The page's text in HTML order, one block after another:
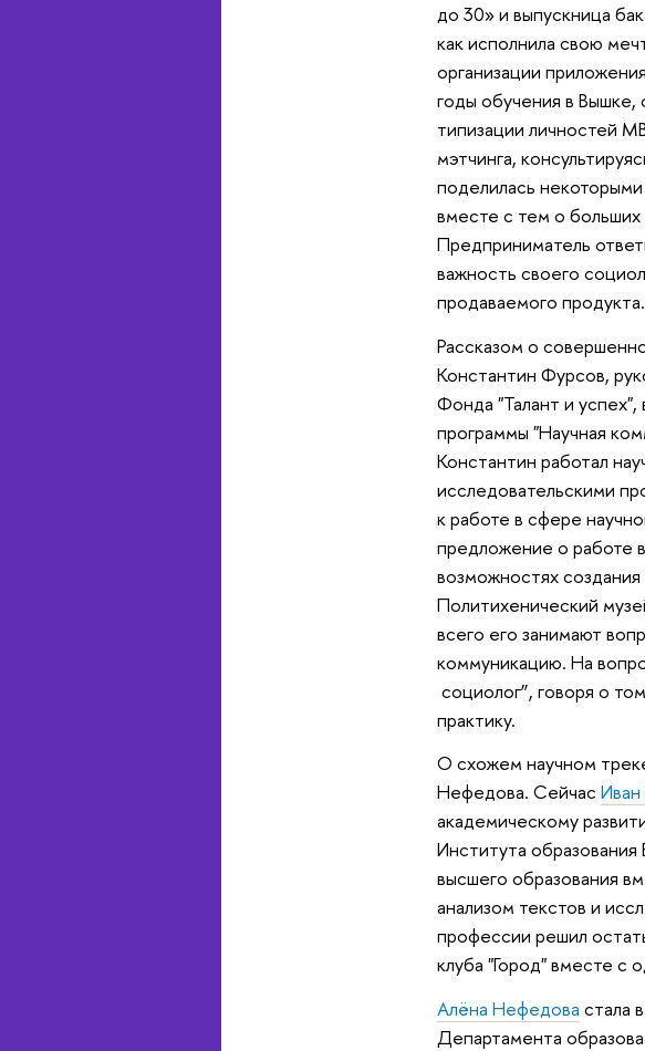
до 30» и выпускница
как исполнила свою
организации
годы обучения в Вышке,
типизации личностей
мэтчинга,
поделилась
вместе с тем о больших
Предприниматель
важность своего
продаваемого продукта.
Рассказом о
Константин Фурсов,
Фонда "Талант и
программы "Научная
Константин работал
исследовательскими
к работе в сфере
предложение о работе
возможностях
Политихенический
всего его занимают
коммуникацию. На
социолог”, говоря о
практику.
О схожем научном
Нефедова. СейчасИван
академическому
Института
высшего образования
анализом текстов и
профессии решил
клуба "Город" вместе с
Алёна Нефедова стала
Департамента